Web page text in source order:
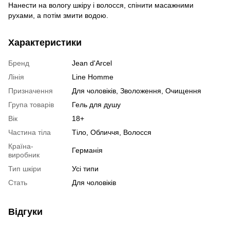
Нанести на вологу шкіру і волосся, спінити масажними
рухами, а потім змити водою.
Характеристики
Бренд
Jean d'Arcel
Лінія
Line Homme
Призначення
Для чоловіків, Зволоження, Очищення
Група товарів
Гель для душу
Вік
18+
Частина тіла
Тіло, Обличчя, Волосся
Країна-
виробник
Германія
Тип шкіри
Усі типи
Стать
Для чоловіків
Відгуки